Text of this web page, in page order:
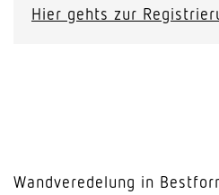
Hier gehts zur
Wandveredelung in